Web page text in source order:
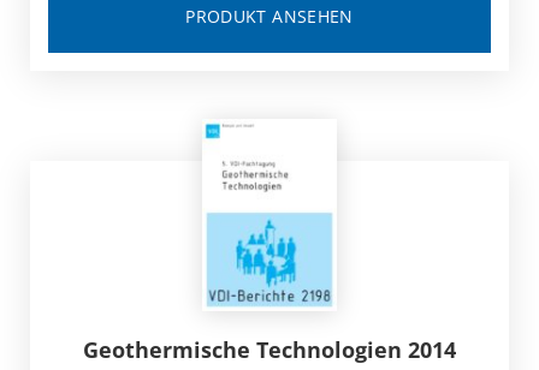
PRODUKT ANSEHEN
Geothermische Technologien 2014